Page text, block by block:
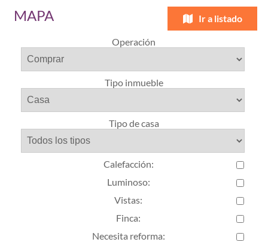
MAPA Ir a listado
Operación
Tipo inmueble
Tipo de casa
Calefacción:
Luminoso:
Vistas:
Finca:
Necesita reforma: